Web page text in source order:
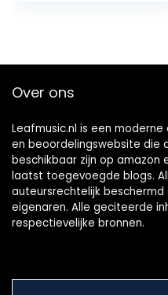
Over ons
Leafmusic.nl is een
en beoordelingswebsite die
beschikbaar zijn op amazon
laatst toegevoegde blogs.
auteursrechtelijk
eigenaren. Alle geciteerde
respectievelijke bronnen.